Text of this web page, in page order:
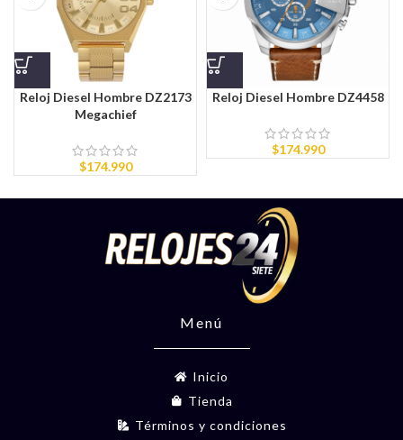
Reloj Diesel Hombre DZ2173
Megachief
$174.990
Reloj Diesel Hombre DZ4458
$174.990
Menú
Inicio
Tienda
Términos y condiciones